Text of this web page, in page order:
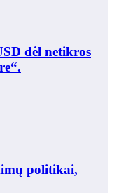
dėl netikros
politikai,